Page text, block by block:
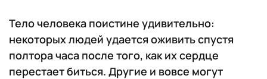
Тело человека поистине удивительно:
некоторых людей удается оживить спустя
полтора часа после того, как их сердце
перестает биться. Другие и вовсе могут